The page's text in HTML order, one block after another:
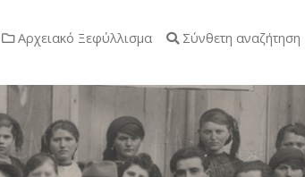
Αρχειακό Ξεφύλλισμα Σύνθετη αναζήτηση